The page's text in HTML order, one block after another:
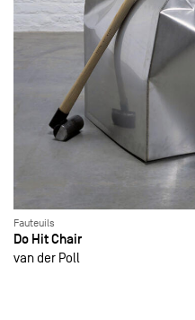
Fauteuils
Do Hit Chair
van der Poll